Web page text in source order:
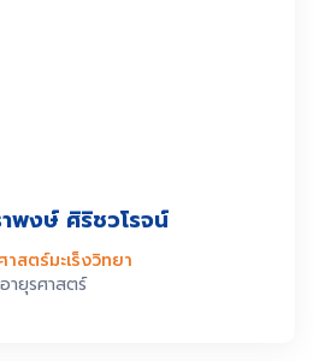
พงษ์ ศิริชวโรจน์
าสตร์มะเร็งวิทยา
อายุรศาสตร์